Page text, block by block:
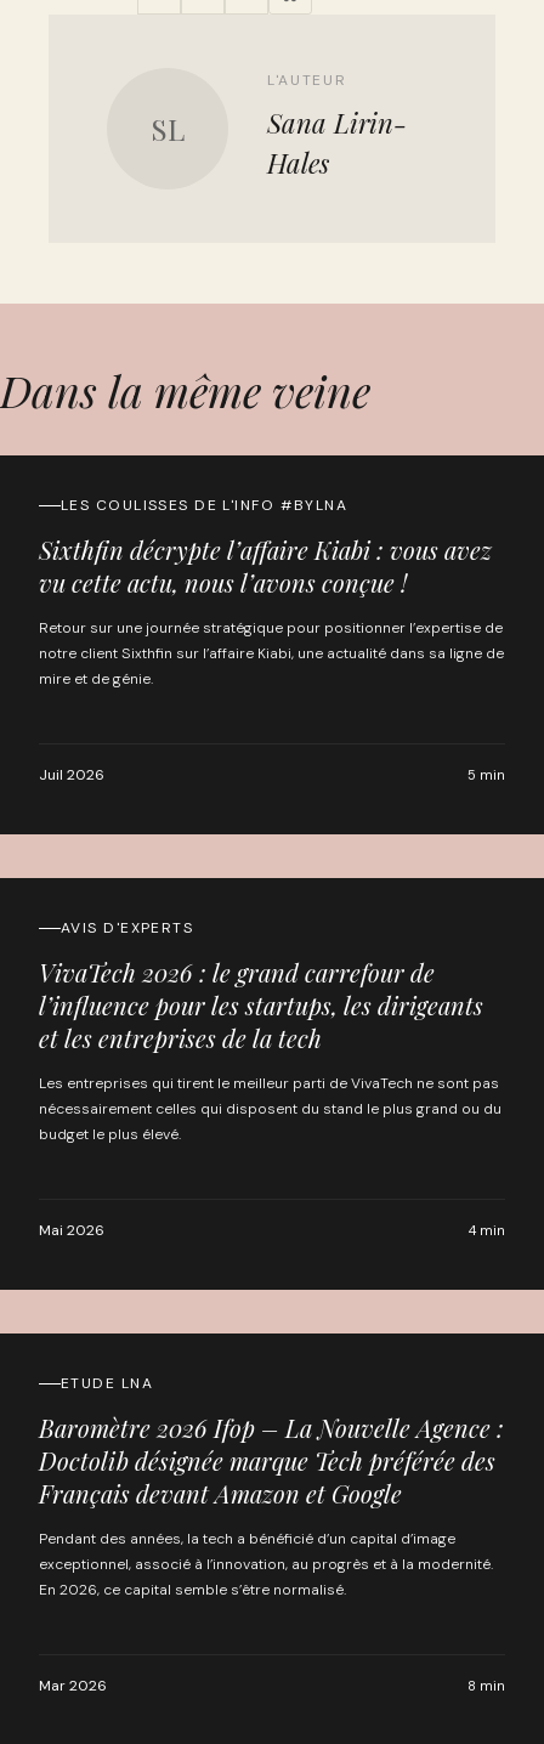
SL
L'AUTEUR
Sana Lirin-
Hales
Dans la même veine
LES COULISSES DE L'INFO #BYLNA
Sixthfin décrypte l’affaire Kiabi : vous avez
vu cette actu, nous l’avons conçue !
Retour sur une journée stratégique pour positionner l’expertise de
notre client Sixthfin sur l’affaire Kiabi, une actualité dans sa ligne de
mire et de génie.
Juil 2026 5 min
AVIS D'EXPERTS
VivaTech 2026 : le grand carrefour de
l’influence pour les startups, les dirigeants
et les entreprises de la tech
Les entreprises qui tirent le meilleur parti de VivaTech ne sont pas
nécessairement celles qui disposent du stand le plus grand ou du
budget le plus élevé.
Mai 2026 4 min
ETUDE LNA
Baromètre 2026 Ifop – La Nouvelle Agence :
Doctolib désignée marque Tech préférée des
Français devant Amazon et Google
Pendant des années, la tech a bénéficié d’un capital d’image
exceptionnel, associé à l’innovation, au progrès et à la modernité.
En 2026, ce capital semble s’être normalisé.
Mar 2026 8 min